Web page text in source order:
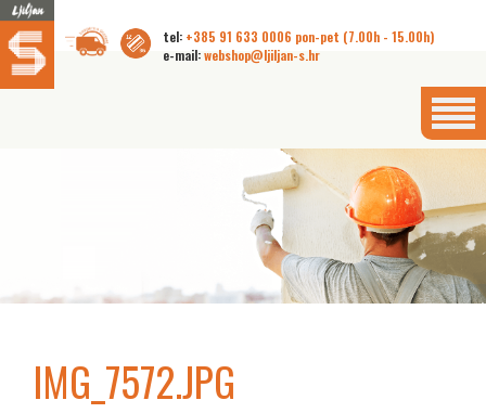
tel: +385 91 633 0006 pon-pet (7.00h - 15.00h)
e-mail:webshop@ljiljan-s.hr
IMG_7572.JPG